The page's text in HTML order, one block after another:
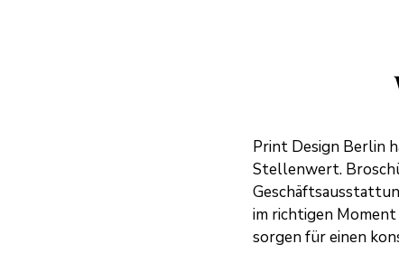
Print Design Berlin
Stellenwert.
im richtigen
sorgen für einen